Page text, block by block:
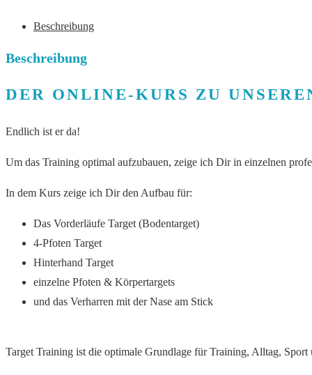
Beschreibung
Beschreibung
DER ONLINE-KURS ZU
Endlich ist er da!
Um das Training optimal aufzubauen, zeige ich Dir in einzelnen
In dem Kurs zeige ich Dir den Aufbau für:
Das Vorderläufe Target (Bodentarget)
4-Pfoten Target
Hinterhand Target
einzelne Pfoten & Körpertargets
und das Verharren mit der Nase am Stick
Target Training ist die optimale Grundlage für Training, Alltag,